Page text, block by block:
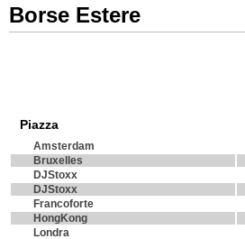
Borse Estere
Piazza
Amsterdam
Bruxelles
DJStoxx
DJStoxx
Francoforte
HongKong
Londra